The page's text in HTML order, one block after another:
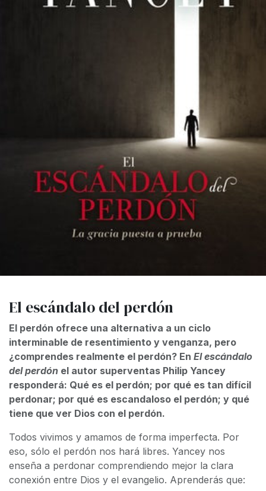
El escándalo del perdón
El perdón ofrece una alternativa a un ciclo
interminable de resentimiento y venganza, pero
¿comprendes realmente el perdón? En El escándalo
del perdón el autor superventas Philip Yancey
responderá: Qué es el perdón; por qué es tan difícil
perdonar; por qué es escandaloso el perdón; y qué
tiene que ver Dios con el perdón.
Todos vivimos y amamos de forma imperfecta. Por
eso, sólo el perdón nos hará libres. Yancey nos
enseña a perdonar comprendiendo mejor la clara
conexión entre Dios y el evangelio. Aprenderás que: